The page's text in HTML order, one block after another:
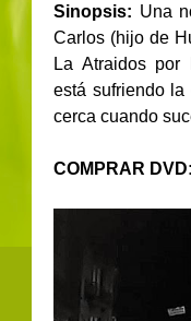
Sinopsis: Una
Carlos (hijo de
La Atraidos
está sufriendo
cerca cuando
COMPRAR DVD: